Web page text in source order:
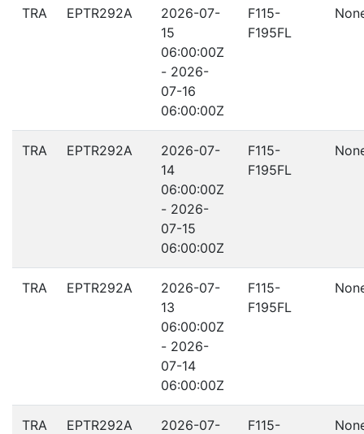
TRA EPTR292A
2026-07-
15
06:00:00Z
- 2026-
07-16
06:00:00Z
F115-
F195FL
TRA EPTR292A
2026-07-
14
06:00:00Z
- 2026-
07-15
06:00:00Z
F115-
F195FL
TRA EPTR292A
2026-07-
13
06:00:00Z
- 2026-
07-14
06:00:00Z
F115-
F195FL
TRA EPTR292A
2026-07-
F115-